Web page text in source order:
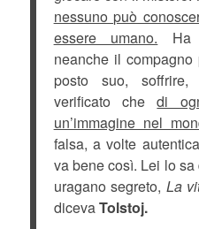
nessuno può
essere umano. Ha
neanche il
posto suo, soffrire,
verificato chedi
un’immagine nel
falsa, a volte
va bene così. Lei lo sa
uragano segreto, La
dicevaTolstoj.